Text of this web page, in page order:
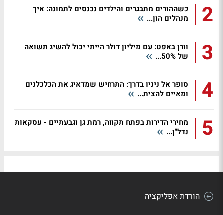
2
כשההורים מתבגרים והילדים נכנסים לתמונה: איך
מנהלים הון...
3
וורן באפט: עם מיליון דולר הייתי יכול להשיג תשואה
של 50%...
4
סופר אל ניניו בדרך: התרחיש שמדאיג את הכלכלנים
ומאיים להצית...
5
מחירי הדירות בפתח תקווה, רמת גן וגבעתיים - עסקאות
נדל"ן...
הורדת אפליקציה